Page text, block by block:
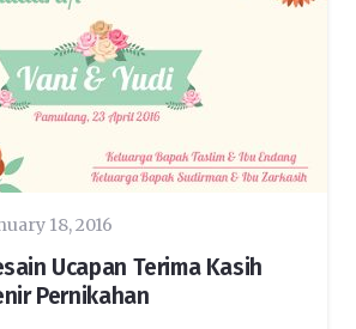
18, 2016
Ucapan Terima Kasih
Pernikahan